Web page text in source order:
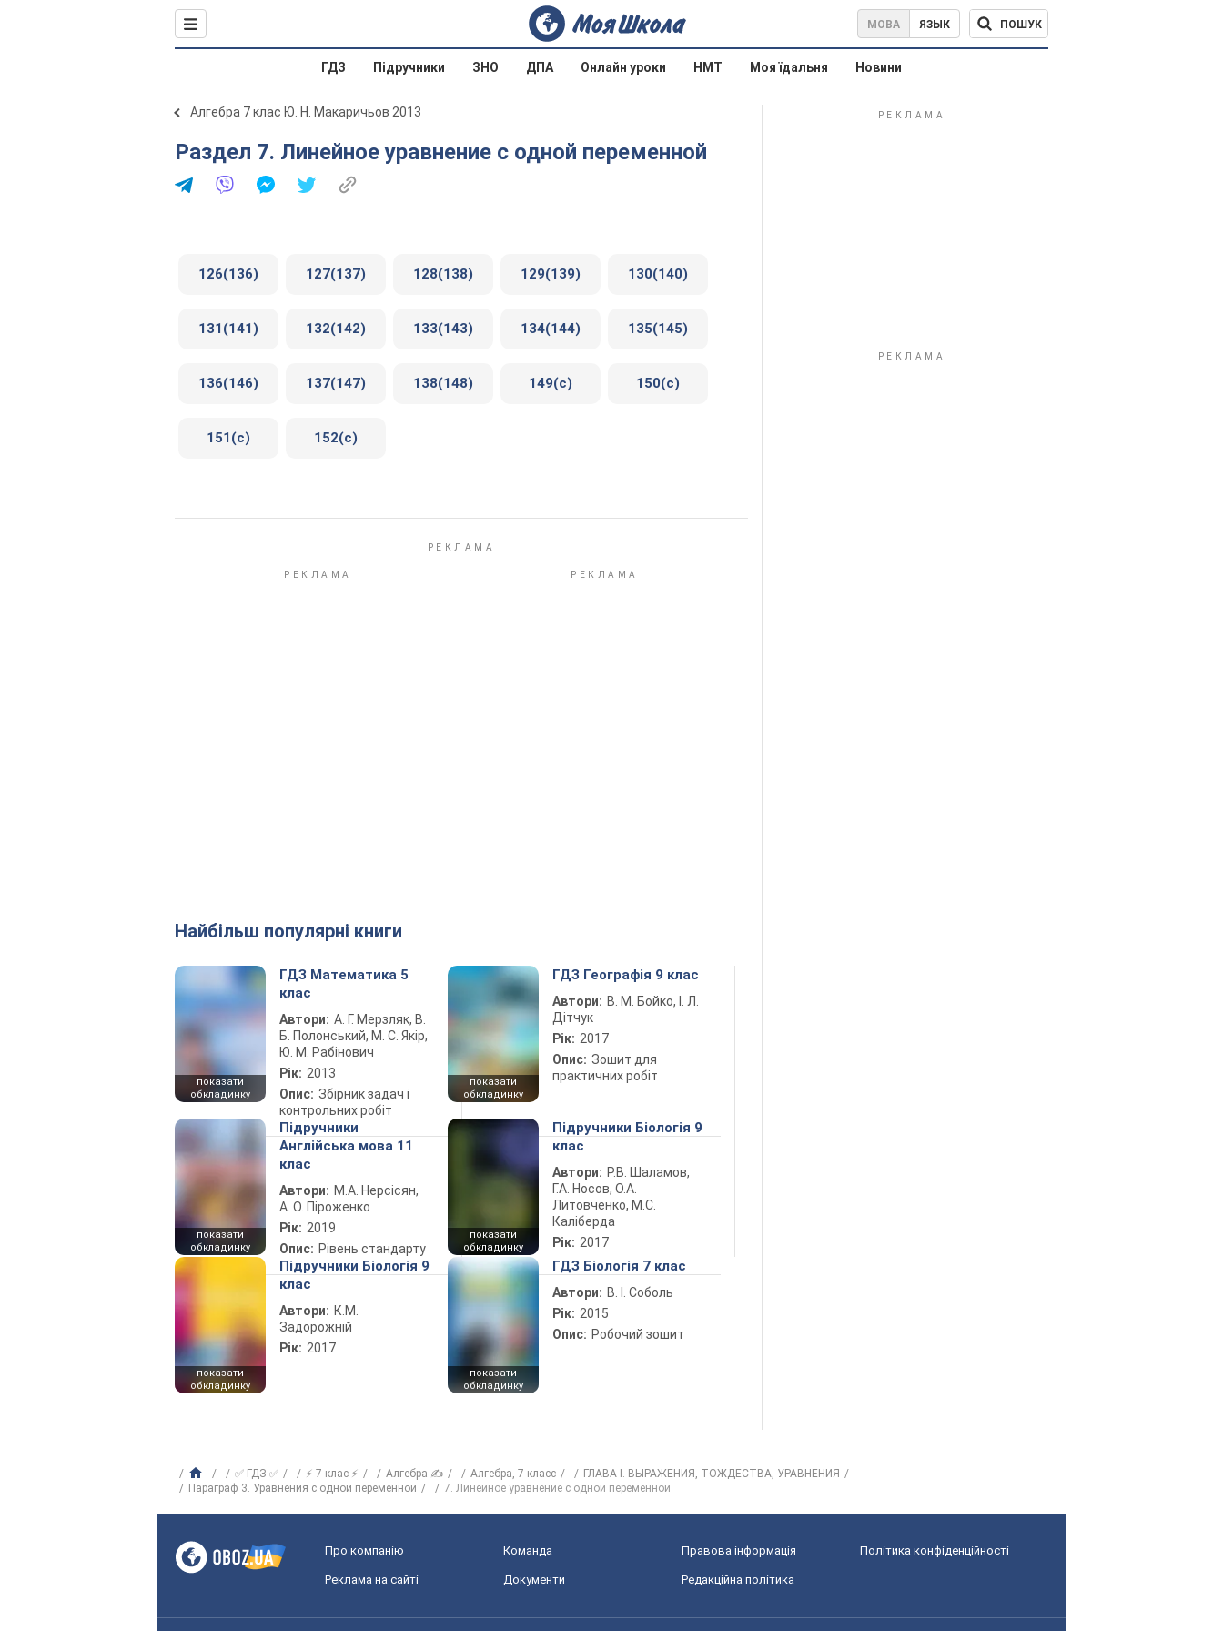
МОВА ЯЗЫК ПОШУК
ГДЗ Підручники ЗНО ДПА Онлайн уроки НМТ Моя їдальня Новини
Алгебра 7 клас Ю. Н. Макаричьов 2013
Раздел 7. Линейное уравнение с одной переменной
126(136) 127(137) 128(138) 129(139) 130(140)
131(141) 132(142) 133(143) 134(144) 135(145)
136(146) 137(147) 138(148) 149(c) 150(c)
151(c) 152(c)
Найбільш популярні книги
показати
обкладинку
ГДЗ Математика 5
клас
Автори: А. Г. Мерзляк, В.
Б. Полонський, М. С. Якір,
Ю. М. Рабінович
Рік: 2013
Опис: Збірник задач і
контрольних робіт
показати
обкладинку
ГДЗ Географія 9 клас
Автори: В. М. Бойко, І. Л.
Дітчук
Рік: 2017
Опис: Зошит для
практичних робіт
показати
обкладинку
Підручники
Англійська мова 11
клас
Автори: М.А. Нерсісян,
А. О. Піроженко
Рік: 2019
Опис: Рівень стандарту
показати
обкладинку
Підручники Біологія 9
клас
Автори: Р.В. Шаламов,
Г.А. Носов, О.А.
Литовченко, М.С.
Каліберда
Рік: 2017
показати
обкладинку
Підручники Біологія 9
клас
Автори: К.М.
Задорожній
Рік: 2017
показати
обкладинку
ГДЗ Біологія 7 клас
Автори: В. І. Соболь
Рік: 2015
Опис: Робочий зошит
✅ ГДЗ ✅ ⚡ 7 клас ⚡ Алгебра ✍ Алгебра, 7 класс
ГЛАВА I. ВЫРАЖЕНИЯ, ТОЖДЕСТВА, УРАВНЕНИЯ
Параграф 3. Уравнения с одной переменной
7. Линейное уравнение с одной переменной
Про компанію Команда Правова інформація Політика конфіденційності
Реклама на сайті Документи Редакційна політика